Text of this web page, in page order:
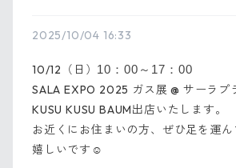
2025/10/04 16:33
10/12（日） 10：00～17：00
SALA EXPO 2025 ガス展 @ サーラプ
KUSU KUSU BAUM出店いたします。
お近くにお住まいの方、ぜひ足を運ん
嬉しいです☺️